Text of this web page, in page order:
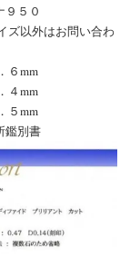
０
ズ以外はお問い合わ
mm
mm
mm
別書